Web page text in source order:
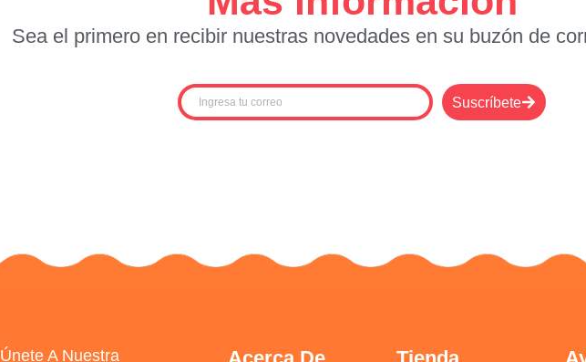
Sea el primero en recibir nuestras novedades en su buzón de
Suscríbete
Únete A Nuestra